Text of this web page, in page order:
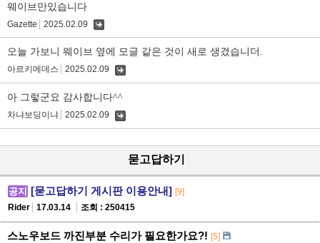
웨이브만있습니다
Gazette 2025.02.09
오늘 가보니 웨이브 옆에 모글 같은 것이 새로 생겼습니더.
아르키메데스 2025.02.09
아 그렇군요 감사합니다^^
차냐보딩이냐 2025.02.09
묻고답하기
공지 [묻고답하기 게시판 이용안내] [9]
Rider
17.03.14 조회 : 250415
스노우보드 까진부분 수리가 필요한가요?! [5]